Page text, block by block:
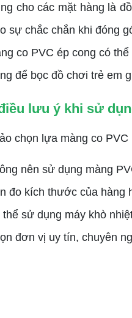
cho các mặt hàng là
sự chắc chắn khi đóng
co PVC ép cong có
để bọc đồ chơi trẻ em
lưu ý khi sử
chọn lựa màng co
nên sử dụng màng
đo kích thước của hàng
thể sử dụng máy khò
đơn vị uy tín, chuyên